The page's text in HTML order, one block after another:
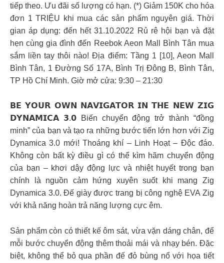
tiếp theo. Ưu đãi số lượng có hạn. (*) Giảm 150K cho hóa
đơn 1 TRIỆU khi mua các sản phẩm nguyên giá. Thời
gian áp dụng: đến hết 31.10.2022 Rủ rê hội bạn và đặt
hẹn cùng gia đình đến Reebok Aeon Mall Bình Tân mua
sắm liền tay thôi nào! Địa điểm: Tầng 1 [10], Aeon Mall
Bình Tân, 1 Đường Số 17A, Bình Trị Đông B, Bình Tân,
TP Hồ Chí Minh. Giờ mở cửa: 9:30 – 21:30
𝗕𝗘 𝗬𝗢𝗨𝗥 𝗢𝗪𝗡 𝗡𝗔𝗩𝗜𝗚𝗔𝗧𝗢𝗥 𝗜𝗡 𝗧𝗛𝗘 𝗡𝗘𝗪 𝗭𝗜𝗚
𝗗𝗬𝗡𝗔𝗠𝗜𝗖𝗔 𝟯.𝟬 Biến chuyển động trở thành “đồng
minh” của bạn và tạo ra những bước tiến lớn hơn với Zig
Dynamica 3.0 mới! Thoáng khí – Linh Hoạt – Độc đáo.
Không còn bất kỳ điều gì có thể kìm hãm chuyển động
của bạn – khơi dậy động lực và nhiệt huyết trong bạn
chính là nguồn cảm hứng xuyên suốt khi mang Zig
Dynamica 3.0. Đế giày được trang bị công nghệ EVA Zig
với khả năng hoàn trả năng lượng cực êm.
Sản phẩm còn có thiết kế ôm sát, vừa vặn dáng chân, để
mỗi bước chuyển động thêm thoải mái và nhạy bén. Đặc
biệt, không thể bỏ qua phần đế đỏ bùng nổ với họa tiết